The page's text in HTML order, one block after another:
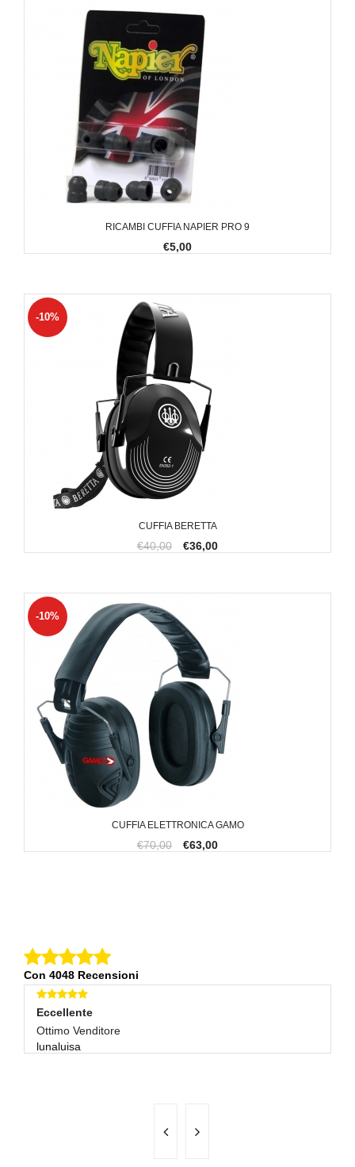
RICAMBI CUFFIA NAPIER PRO 9
€5,00
CUFFIA BERETTA
-10%
€40,00 €36,00
CUFFIA ELETTRONICA GAMO
-10%
€70,00 €63,00
Con 4048 Recensioni
Eccellente
Ottimo Venditore
lunaluisa